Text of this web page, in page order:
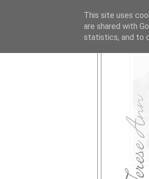
This site uses
are shared with
statistics, and to